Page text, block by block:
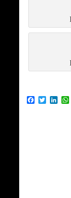
Facebook
Twitter